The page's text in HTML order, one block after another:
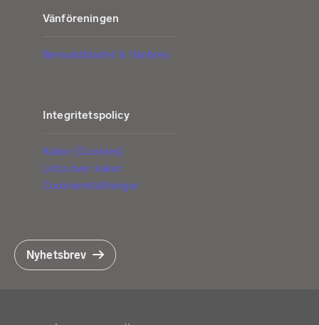
Vänföreningen
Berwaldbladet & Vänbrev
Integritetspolicy
Kakor (Cookies)
Lista över kakor
Cookieinställningar
Nyhetsbrev